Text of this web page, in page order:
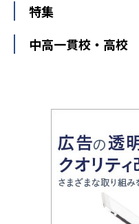
新潟県
中部
愛知県
静岡県
大阪府
兵庫県
鳥取県
島根県
香川県
個別教室のトライ
武田塾
中学受験
大学受験
教育全般
中学受験に熱心な市
小学校受験
家庭教師
特集
開成番長直伝！子ど
運動と遊びを考える
情報Ⅰ、数学が苦手
アップ法
悩み多き「大学受験
英語・英会話・英検対
小学校教師が解説！
中高一貫校・高校
大学入試改革
ママテクエグザム
進化する中高一貫校